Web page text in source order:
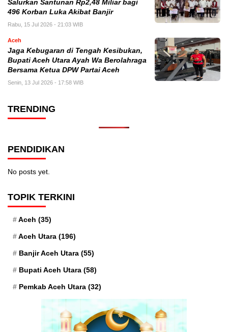
Salurkan Santunan Rp2,48 Miliar bagi
496 Korban Luka Akibat Banjir
Rabu, 15 Jul 2026 - 21:03 WIB
Aceh
Jaga Kebugaran di Tengah Kesibukan,
Bupati Aceh Utara Ayah Wa Berolahraga
Bersama Ketua DPW Partai Aceh
Senin, 13 Jul 2026 - 17:58 WIB
TRENDING
PENDIDIKAN
No posts yet.
TOPIK TERKINI
Aceh (35)
Aceh Utara (196)
Banjir Aceh Utara (55)
Bupati Aceh Utara (58)
Pemkab Aceh Utara (32)